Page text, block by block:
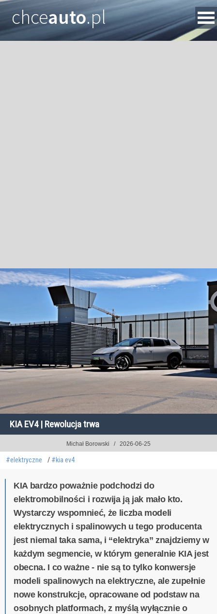
chceauto.pl
KIA EV4 | Rewolucja trwa
Michał Borowski 2026-06-25
#elektryczne #kia ev4
KIA bardzo poważnie podchodzi do
elektromobilności i rozwija ją jak mało kto.
Wystarczy wspomnieć, że liczba modeli
elektrycznych i spalinowych u tego producenta
jest niemal taka sama, i “elektryka” znajdziemy w
każdym segmencie, w którym generalnie KIA jest
obecna. I co ważne - nie są to tylko konwersje
modeli spalinowych na elektryczne, ale zupełnie
nowe konstrukcje, opracowane od podstaw na
osobnych platformach, z myślą wyłącznie o